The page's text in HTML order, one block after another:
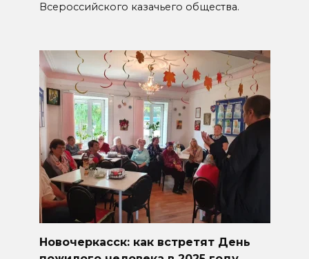
Всероссийского казачьего общества.
Новочеркасск: как встретят День